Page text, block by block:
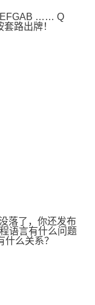
…… Q
路出牌！
落了，你还发布
语言有什么问题
么关系？